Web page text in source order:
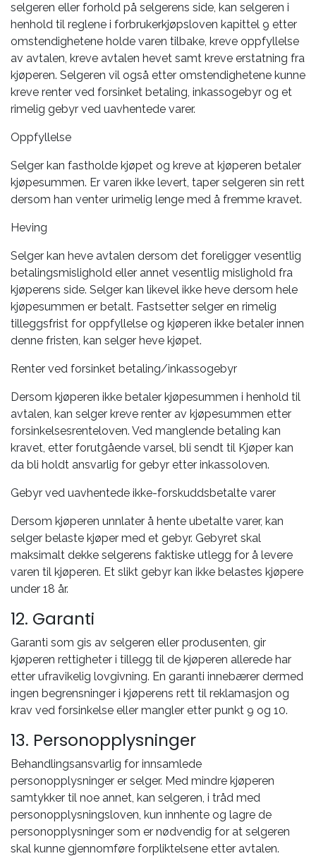
selgeren eller forhold på selgerens side, kan selgeren i
henhold til reglene i forbrukerkjøpsloven kapittel 9 etter
omstendighetene holde varen tilbake, kreve oppfyllelse
av avtalen, kreve avtalen hevet samt kreve erstatning fra
kjøperen. Selgeren vil også etter omstendighetene kunne
kreve renter ved forsinket betaling, inkassogebyr og et
rimelig gebyr ved uavhentede varer.
Oppfyllelse
Selger kan fastholde kjøpet og kreve at kjøperen betaler
kjøpesummen. Er varen ikke levert, taper selgeren sin rett
dersom han venter urimelig lenge med å fremme kravet.
Heving
Selger kan heve avtalen dersom det foreligger vesentlig
betalingsmislighold eller annet vesentlig mislighold fra
kjøperens side. Selger kan likevel ikke heve dersom hele
kjøpesummen er betalt. Fastsetter selger en rimelig
tilleggsfrist for oppfyllelse og kjøperen ikke betaler innen
denne fristen, kan selger heve kjøpet.
Renter ved forsinket betaling/inkassogebyr
Dersom kjøperen ikke betaler kjøpesummen i henhold til
avtalen, kan selger kreve renter av kjøpesummen etter
forsinkelsesrenteloven. Ved manglende betaling kan
kravet, etter forutgående varsel, bli sendt til Kjøper kan
da bli holdt ansvarlig for gebyr etter inkassoloven.
Gebyr ved uavhentede ikke-forskuddsbetalte varer
Dersom kjøperen unnlater å hente ubetalte varer, kan
selger belaste kjøper med et gebyr. Gebyret skal
maksimalt dekke selgerens faktiske utlegg for å levere
varen til kjøperen. Et slikt gebyr kan ikke belastes kjøpere
under 18 år.
12. Garanti
Garanti som gis av selgeren eller produsenten, gir
kjøperen rettigheter i tillegg til de kjøperen allerede har
etter ufravikelig lovgivning. En garanti innebærer dermed
ingen begrensninger i kjøperens rett til reklamasjon og
krav ved forsinkelse eller mangler etter punkt 9 og 10.
13. Personopplysninger
Behandlingsansvarlig for innsamlede
personopplysninger er selger. Med mindre kjøperen
samtykker til noe annet, kan selgeren, i tråd med
personopplysningsloven, kun innhente og lagre de
personopplysninger som er nødvendig for at selgeren
skal kunne gjennomføre forpliktelsene etter avtalen.